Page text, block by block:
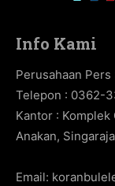
Info Kami
Perusahaan Pers
Telepon : 0362-
Kantor : Komplek
Anakan,
Email: